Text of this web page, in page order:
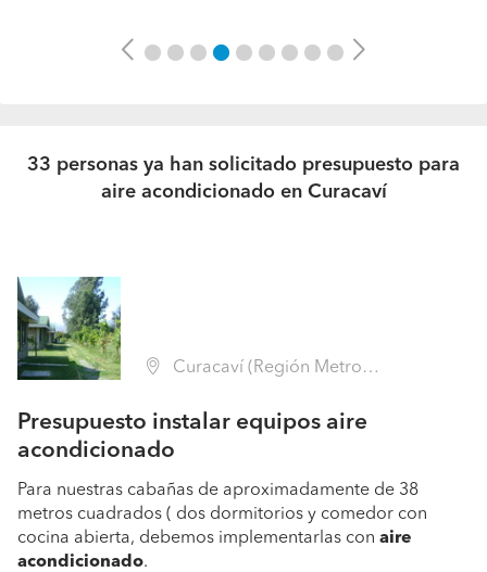
Previous Next
33 personas ya han solicitado presupuesto para
aire acondicionado en Curacaví
Curacaví (Región Metropolitana - Melipilla)
Presupuesto instalar equipos aire
acondicionado
Para nuestras cabañas de aproximadamente de 38
metros cuadrados ( dos dormitorios y comedor con
cocina abierta, debemos implementarlas con aire
acondicionado.